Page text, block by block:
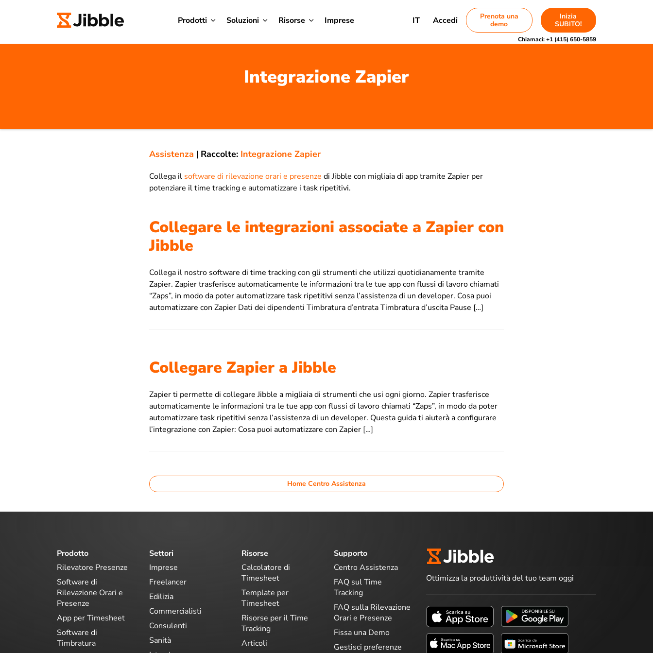
Prodotti Soluzioni Risorse Imprese IT Accedi
Prenota una
demo
Inizia
SUBITO!
Chiamaci:+1 (415) 650-5859
Integrazione Zapier
Assistenza | Raccolte: Integrazione Zapier
Collega il software di rilevazione orari e presenze di Jibble con migliaia di app tramite Zapier per
potenziare il time tracking e automatizzare i task ripetitivi.
Collegare le integrazioni associate a Zapier con
Jibble
Collega il nostro software di time tracking con gli strumenti che utilizzi quotidianamente tramite
Zapier. Zapier trasferisce automaticamente le informazioni tra le tue app con flussi di lavoro chiamati
“Zaps”, in modo da poter automatizzare task ripetitivi senza l’assistenza di un developer. Cosa puoi
automatizzare con Zapier Dati dei dipendenti Timbratura d’entrata Timbratura d’uscita Pause […]
Collegare Zapier a Jibble
Zapier ti permette di collegare Jibble a migliaia di strumenti che usi ogni giorno. Zapier trasferisce
automaticamente le informazioni tra le tue app con flussi di lavoro chiamati “Zaps”, in modo da poter
automatizzare task ripetitivi senza l’assistenza di un developer. Questa guida ti aiuterà a configurare
l’integrazione con Zapier: Cosa puoi automatizzare con Zapier […]
Home Centro Assistenza
Prodotto
Rilevatore Presenze
Software di
Rilevazione Orari e
Presenze
App per Timesheet
Software di
Timbratura
Settori
Imprese
Freelancer
Edilizia
Commercialisti
Consulenti
Sanità
Risorse
Calcolatore di
Timesheet
Template per
Timesheet
Risorse per il Time
Tracking
Articoli
Supporto
Centro Assistenza
FAQ sul Time
Tracking
FAQ sulla Rilevazione
Orari e Presenze
Fissa una Demo
Gestisci preferenze
Ottimizza la produttività del tuo team oggi